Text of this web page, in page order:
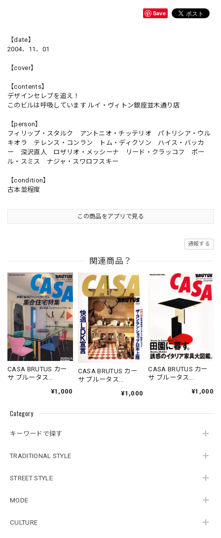
Category
キーワードで探す
TRADITIONAL STYLE
STREET STYLE
MODE
CULTURE
Save
【date】
2004．11．01
【cover】
【contents】
デザインセレブを追え！
このビルは呼吸しています ルイ・ヴィトン銀座並木通り店
【person】
フィリップ・スタルク アントニオ・チッテリオ パトリシア・ウル
キオラ テレンス・コンラン トム・ディクソン ハイス・バッカ
ー 深沢直人 ロザリオ・メッシーナ リード・クラッコフ ポー
ル・スミス ナジャ・スワロフスキー
【condition】
古本並程度
この商品をアプリで見る
通報する
関連商品？
CASA BRUTUS カー
サ ブルータス
¥1,000
CASA BRUTUS カー
サ ブルータス
¥1,000
CASA BRUTUS カー
サ ブルータス
¥1,000